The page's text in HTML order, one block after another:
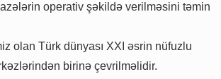
operativ şəkildə verilməsini təmin
olan Türk dünyası XXI əsrin nüfuzlu
birinə çevrilməlidir.